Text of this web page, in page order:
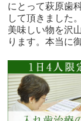
にとって萩原歯
して頂きました
美味しい物を沢
ります。本当に